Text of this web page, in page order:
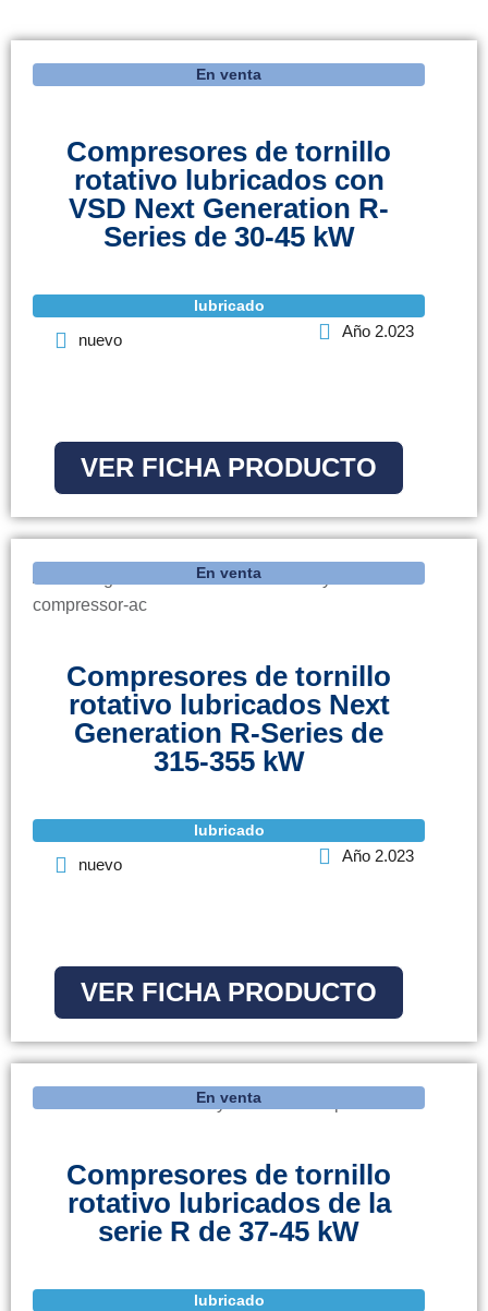
En venta
Compresores de tornillo
rotativo lubricados con
VSD Next Generation R-
Series de 30-45 kW
lubricado
nuevo Año 2.023
VER FICHA PRODUCTO
En venta
Compresores de tornillo
rotativo lubricados Next
Generation R-Series de
315-355 kW
lubricado
nuevo Año 2.023
VER FICHA PRODUCTO
En venta
Compresores de tornillo
rotativo lubricados de la
serie R de 37-45 kW
lubricado